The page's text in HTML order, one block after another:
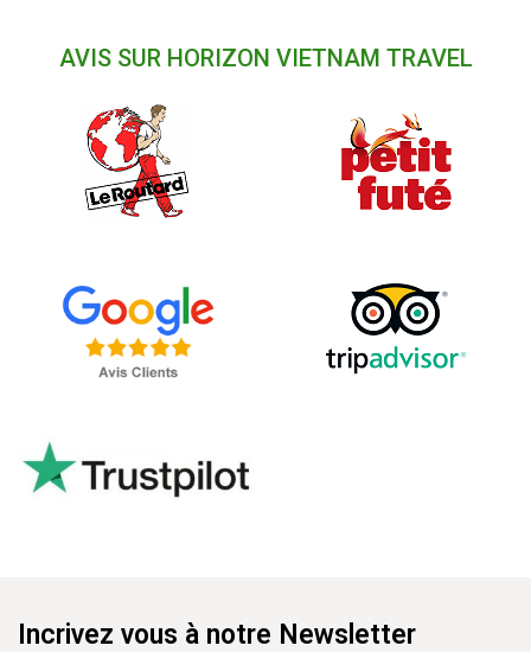
AVIS SUR HORIZON VIETNAM TRAVEL
Incrivez vous à notre Newsletter